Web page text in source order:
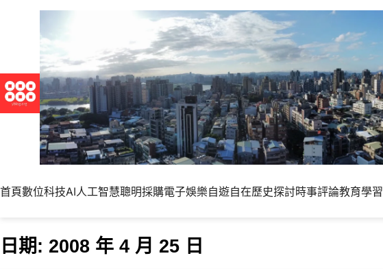
首頁數位科技AI人工智慧聰明採購電子娛樂自遊自在歷史探討時事評論教育學習
日期: 2008 年 4 月 25 日